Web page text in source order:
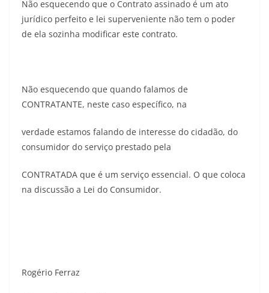
Não esquecendo que o Contrato assinado é um ato
jurídico perfeito e lei superveniente não tem o poder
de ela sozinha modificar este contrato.
Não esquecendo que quando falamos de
CONTRATANTE, neste caso específico, na
verdade estamos falando de interesse do cidadão, do
consumidor do serviço prestado pela
CONTRATADA que é um serviço essencial. O que coloca
na discussão a Lei do Consumidor.
Rogério Ferraz